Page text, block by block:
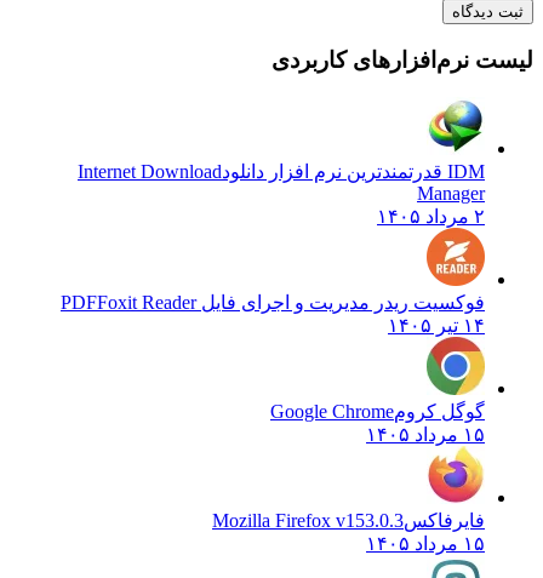
نرم‌افزارهای کاربردی
Internet Download
Manager
فوکسیت ریدر مدیریت و اجرای فایل PDF Foxit Reader
گوگل کروم Google Chrome
فایرفاکسMozilla Firefox v153.0.3